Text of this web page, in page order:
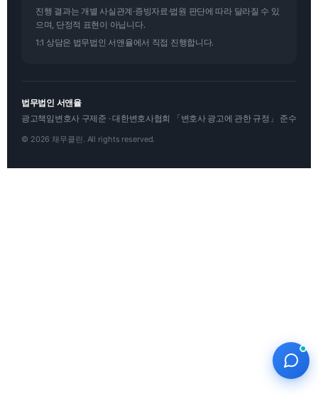
진행 결과는 개별 사실관계·증빙자료·법원 판단에 따라 달라질 수 있
으며, 단정적 표현이 아닙니다.
1:1 상담은 법무법인 서앤율에서 직접 진행합니다.
법무법인 서앤율
광고책임변호사 구제준 · 대한변호사협회 「변호사 광고에 관한 규정」 준수
© 2026 채무클린. All rights reserved.